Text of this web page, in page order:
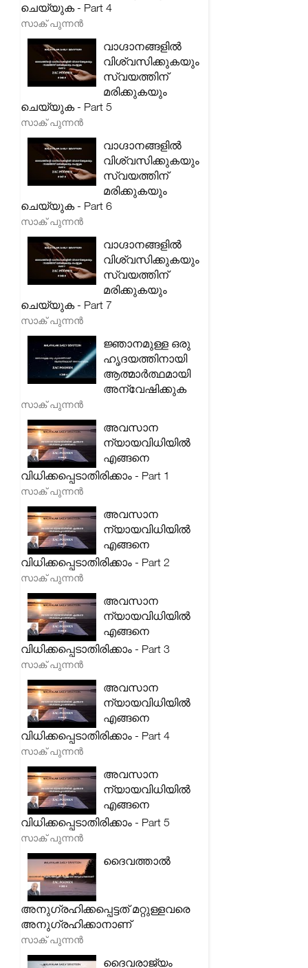
ചെയ്യുക - Part 4
സാക് പുന്നൻ
വാഗ്ദാനങ്ങളിൽ
വിശ്വസിക്കുകയും
സ്വയത്തിന്
മരിക്കുകയും
ചെയ്യുക - Part 5
സാക് പുന്നൻ
വാഗ്ദാനങ്ങളിൽ
വിശ്വസിക്കുകയും
സ്വയത്തിന്
മരിക്കുകയും
ചെയ്യുക - Part 6
സാക് പുന്നൻ
വാഗ്ദാനങ്ങളിൽ
വിശ്വസിക്കുകയും
സ്വയത്തിന്
മരിക്കുകയും
ചെയ്യുക - Part 7
സാക് പുന്നൻ
ജ്ഞാനമുള്ള ഒരു
ഹൃദയത്തിനായി
ആത്മാർത്ഥമായി
അന്വേഷിക്കുക
സാക് പുന്നൻ
അവസാന
ന്യായവിധിയിൽ
എങ്ങനെ
വിധിക്കപ്പെടാതിരിക്കാം - Part 1
സാക് പുന്നൻ
അവസാന
ന്യായവിധിയിൽ
എങ്ങനെ
വിധിക്കപ്പെടാതിരിക്കാം - Part 2
സാക് പുന്നൻ
അവസാന
ന്യായവിധിയിൽ
എങ്ങനെ
വിധിക്കപ്പെടാതിരിക്കാം - Part 3
സാക് പുന്നൻ
അവസാന
ന്യായവിധിയിൽ
എങ്ങനെ
വിധിക്കപ്പെടാതിരിക്കാം - Part 4
സാക് പുന്നൻ
അവസാന
ന്യായവിധിയിൽ
എങ്ങനെ
വിധിക്കപ്പെടാതിരിക്കാം - Part 5
സാക് പുന്നൻ
ദൈവത്താൽ
അനുഗ്രഹിക്കപ്പെട്ടത് മറ്റുള്ളവരെ
അനുഗ്രഹിക്കാനാണ്
സാക് പുന്നൻ
ദൈവരാജ്യം